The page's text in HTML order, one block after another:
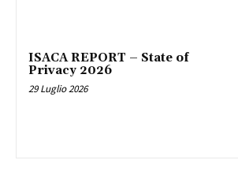
ISACA REPORT – State of
Privacy 2026
29 Luglio 2026